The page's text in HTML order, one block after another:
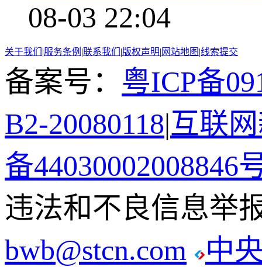
08-03 22:04
关于我们 |服务条例 |联系我们 |版权声明| 网站地图 |线索提交
备案号： 粤ICP备
B2-20080118|互联
备44030002008846
违法和不良信息举
bwb@stcn.com
中